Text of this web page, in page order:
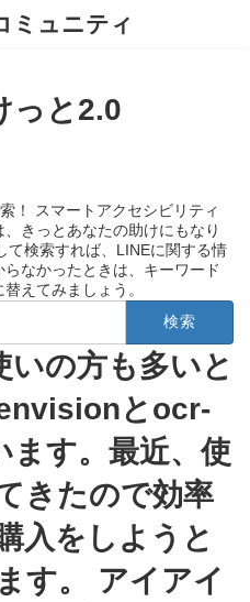
ミュニティ
っと2.0
！ スマートアクセシビリティ
きっとあなたの助けにもなり
て検索すれば、LINEに関する情
なかったときは、キーワード
えてみましょう。
の方も多いと
とocr-
す。最近、使
きたので効率
入をしようと
す。 アイアイ